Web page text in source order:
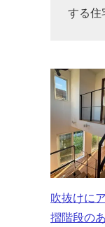
する住
吹抜けに
摺階段の